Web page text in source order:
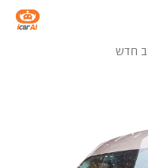
חדש